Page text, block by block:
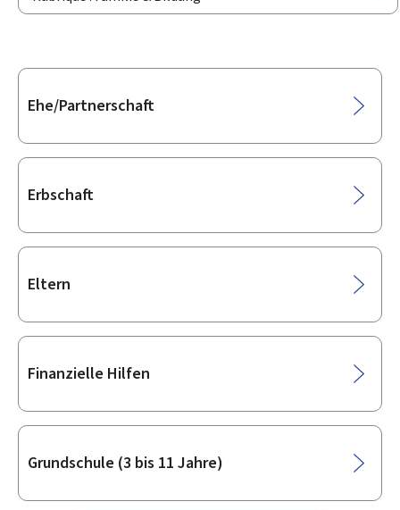
Unterrubriken
Ehe/Partnerschaft
Erbschaft
Eltern
Finanzielle Hilfen
Grundschule (3 bis 11 Jahre)